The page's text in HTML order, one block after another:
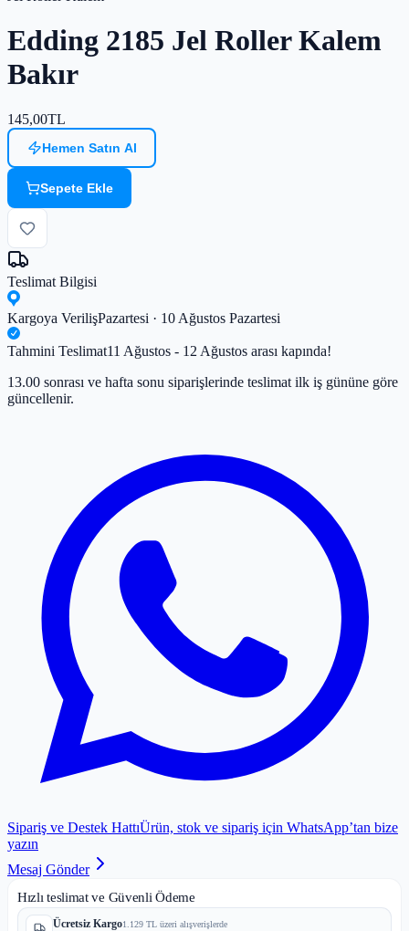
Edding 2185 Jel Roller Kalem
Bakır
145,00TL
Hemen Satın Al
Sepete Ekle
Teslimat Bilgisi
Kargoya VerilişPazartesi · 10 Ağustos Pazartesi
Tahmini Teslimat11 Ağustos - 12 Ağustos arası kapında!
13.00 sonrası ve hafta sonu siparişlerinde teslimat ilk iş gününe göre
güncellenir.
Sipariş ve Destek HattıÜrün, stok ve sipariş için WhatsApp’tan bize
yazın
Mesaj Gönder
Hızlı teslimat ve Güvenli Ödeme
Ücretsiz Kargo1.129 TL üzeri alışverişlerde